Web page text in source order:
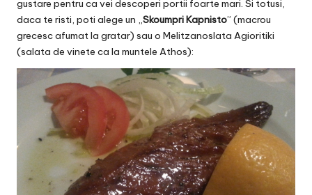
gustare pentru ca vei descoperi portii foarte mari. Si totusi,
daca te risti, poti alege un „Skoumpri Kapnisto” (macrou
grecesc afumat la gratar) sau o Melitzanoslata Agioritiki
(salata de vinete ca la muntele Athos):